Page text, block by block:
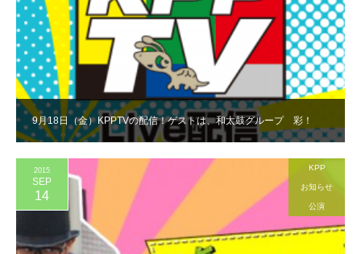
9月18日（金）KPPTVの配信！ゲストは、和太鼓グループ 彩！
2015
SEP
14
KPP
お知らせ
公演